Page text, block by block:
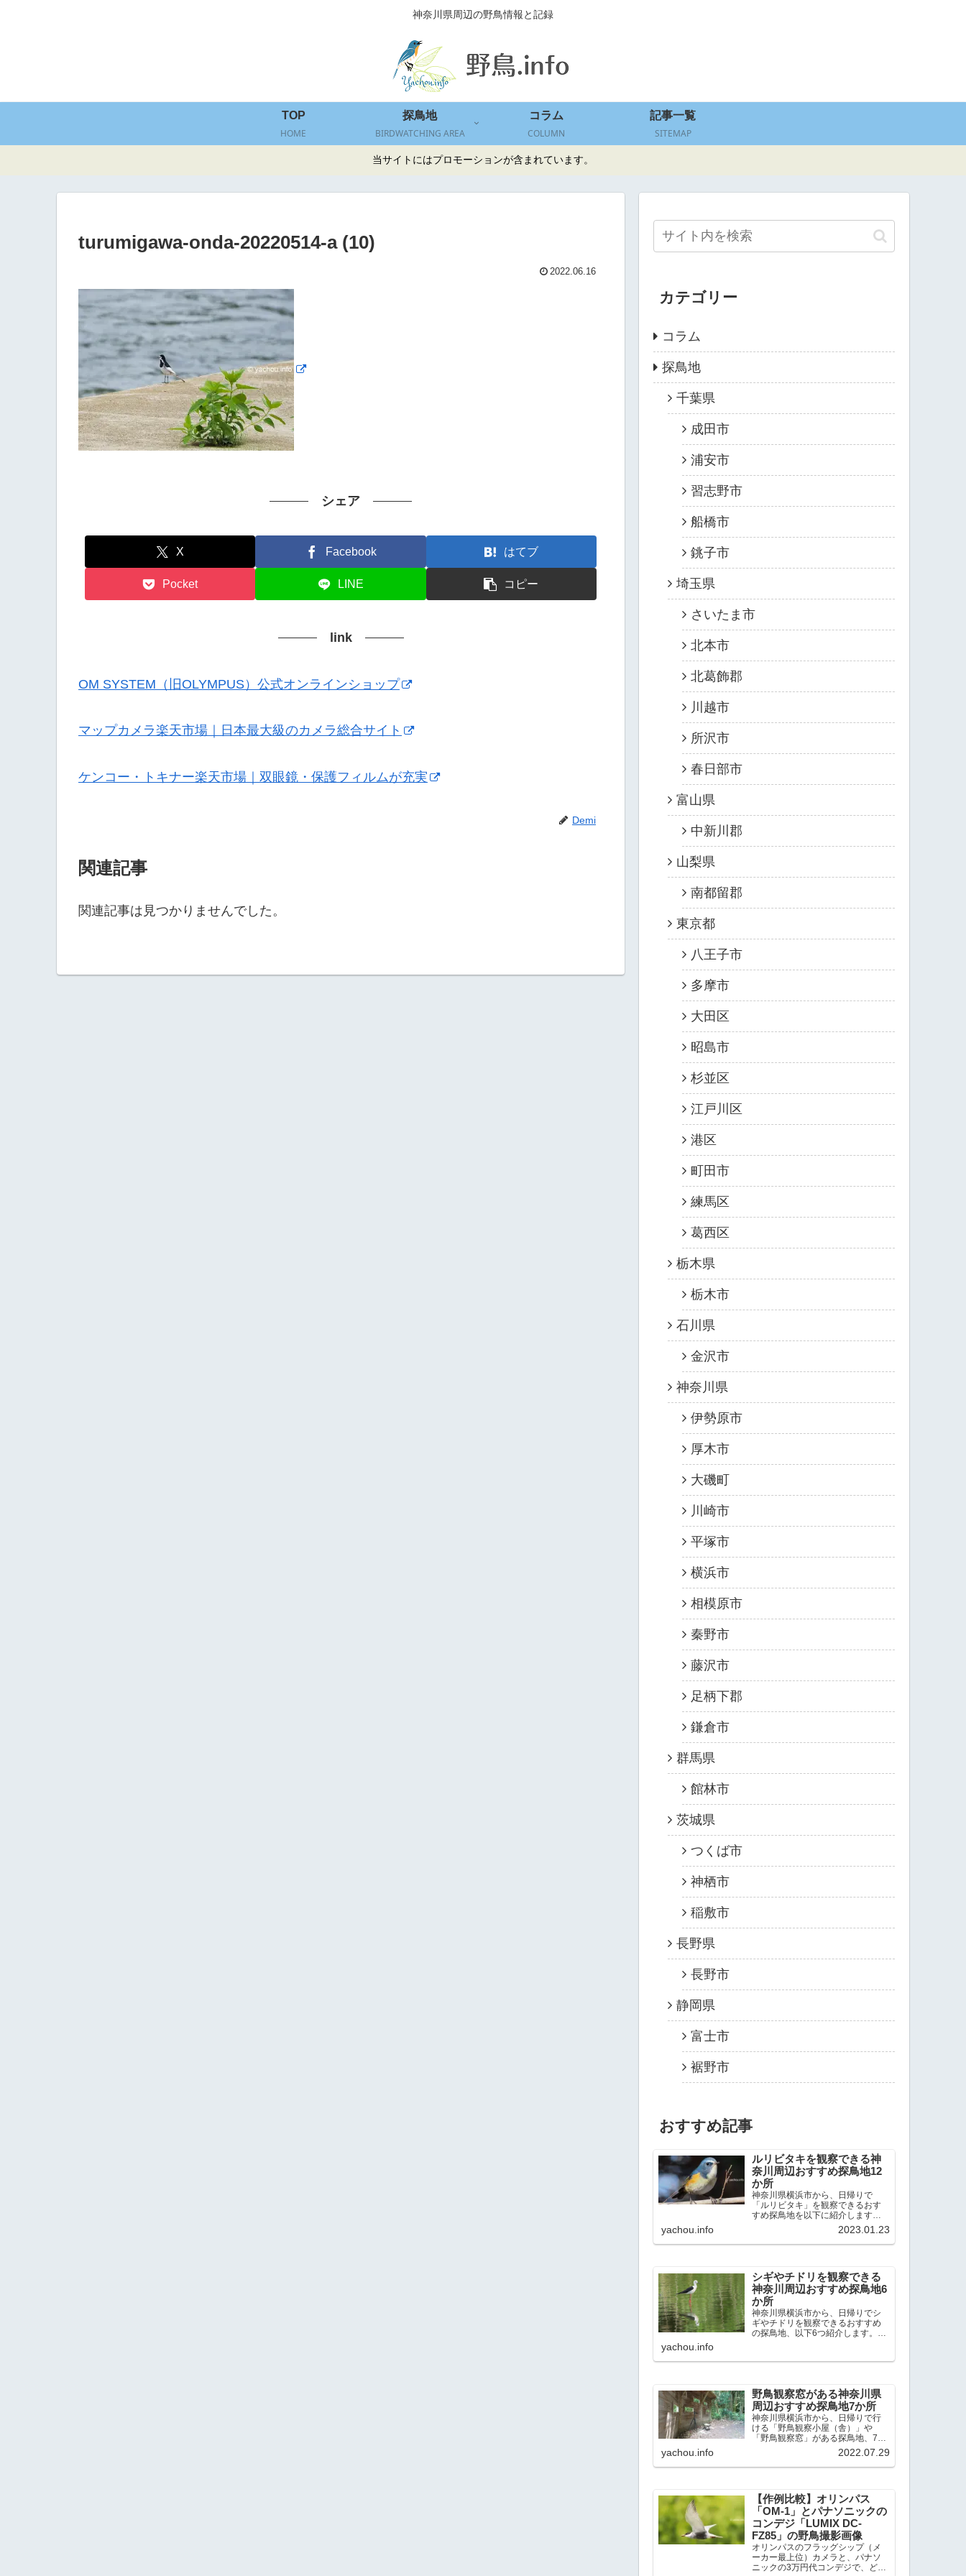
神奈川県周辺の野鳥情報と記録
TOP
HOME
探鳥地
BIRDWATCHING AREA
コラム
COLUMN
記事一覧
SITEMAP
当サイトにはプロモーションが含まれています。
turumigawa-onda-20220514-a (10)
2022.06.16
シェア
X Facebook はてブ
Pocket LINE コピー
link
OM SYSTEM（旧OLYMPUS）公式オンラインショップ
マップカメラ楽天市場｜日本最大級のカメラ総合サイト
ケンコー・トキナー楽天市場｜双眼鏡・保護フィルムが充実
Demi
関連記事
関連記事は見つかりませんでした。
カテゴリー
コラム
探鳥地
千葉県
成田市
浦安市
習志野市
船橋市
銚子市
埼玉県
さいたま市
北本市
北葛飾郡
川越市
所沢市
春日部市
富山県
中新川郡
山梨県
南都留郡
東京都
八王子市
多摩市
大田区
昭島市
杉並区
江戸川区
港区
町田市
練馬区
葛西区
栃木県
栃木市
石川県
金沢市
神奈川県
伊勢原市
厚木市
大磯町
川崎市
平塚市
横浜市
相模原市
秦野市
藤沢市
足柄下郡
鎌倉市
群馬県
館林市
茨城県
つくば市
神栖市
稲敷市
長野県
長野市
静岡県
富士市
裾野市
おすすめ記事
ルリビタキを観察できる神
奈川周辺おすすめ探鳥地12
か所
神奈川県横浜市から、日帰りで
「ルリビタキ」を観察できるおす
すめ探鳥地を以下に紹介します。
これまで80か所近くの探鳥地を訪
れ、手応えを感じた場所です。以
下、★ が多いほど観察しやすく、
yachou.info 2023.01.23
シギやチドリを観察できる
神奈川周辺おすすめ探鳥地6
か所
神奈川県横浜市から、日帰りでシ
ギやチドリを観察できるおすすめ
の探鳥地、以下6つ紹介します。こ
感じた探鳥地です。ふなばし三番
yachou.info
野鳥観察窓がある神奈川県
周辺おすすめ探鳥地7か所
神奈川県横浜市から、日帰りで行
ける「野鳥観察小屋（舎）」や
「野鳥観察窓」がある探鳥地、7か
所を紹介します。どこもオススメ
の探鳥地です。実際に訪れてみる
と、野山にいる野鳥、海や湖にい
yachou.info 2022.07.29
【作例比較】オリンパス
「OM-1」とパナソニックの
コンデジ「LUMIX DC-
FZ85」の野鳥撮影画像
オリンパスのフラッグシップ（メ
ーカー最上位）カメラと、パナソ
ニックの3万円代コンデジで、どの